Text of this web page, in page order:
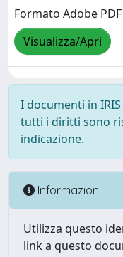
Formato Adobe PDF
Visualizza/Apri
I documenti in
tutti i diritti sono
indicazione.
Informazioni
Utilizza questo
link a questo